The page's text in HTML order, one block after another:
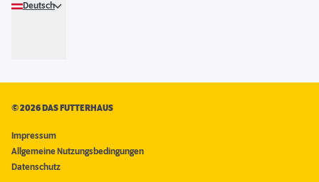
Deutsch
©2026 DAS FUTTERHAUS
Impressum
Allgemeine Nutzungsbedingungen
Datenschutz